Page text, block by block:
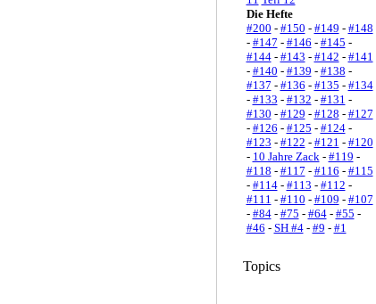
Die Hefte
#200 - #150 - #149 - #148
- #147 - #146 - #145 -
#144- #143 - #142 - #141
- #140 - #139 - #138 -
#137 - #136 - #135 - #134
- #133 - #132 - #131 -
#130 - #129 - #128 - #127
- #126 - #125 - #124-
#123 - #122 - #121 - #120
- 10 Jahre Zack- #119 -
#118 - #117 - #116 - #115
- #114- #113 - #112 -
#111 - #110 - #109 - #107
- #84- #75 - #64- #55 -
#46 - SH #4- #9 - #1
Topics